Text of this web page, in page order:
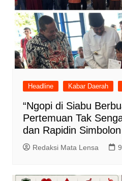
Headline Kabar Daerah
“Ngopi di Siabu
Pertemuan Tak
dan Rapidin
Redaksi Mata Lensa